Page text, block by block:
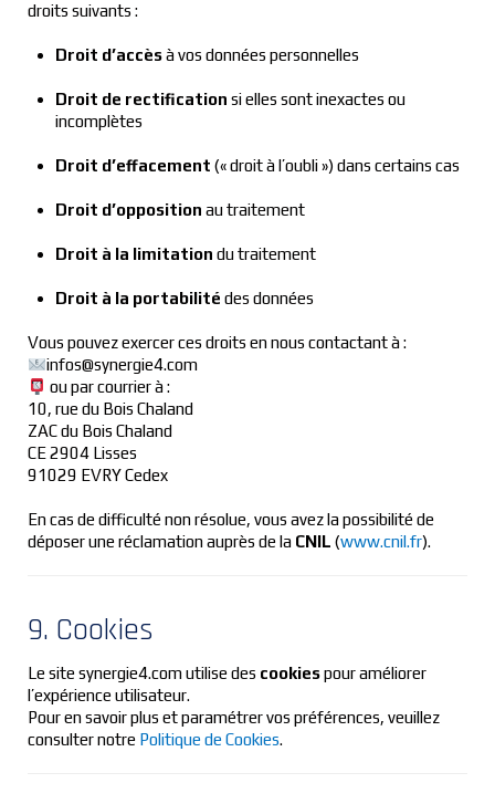
droits suivants :
Droit d’accèsà vos données personnelles
Droit de rectification si elles sont inexactes ou
incomplètes
Droit d’effacement (« droit à l’oubli ») dans certains cas
Droit d’opposition au traitement
Droit à la limitation du traitement
Droit à la portabilité des données
Vous pouvez exercer ces droits en nous contactant à :
infos@synergie4.com
ou par courrier à :
10, rue du Bois Chaland
ZAC du Bois Chaland
CE 2904 Lisses
91029 EVRY Cedex
En cas de difficulté non résolue, vous avez la possibilité de
déposer une réclamation auprès de la CNIL (www.cnil.fr).
9. Cookies
Le site synergie4.com utilise des cookiespour améliorer
l’expérience utilisateur.
Pour en savoir plus et paramétrer vos préférences, veuillez
consulter notre Politique de Cookies.